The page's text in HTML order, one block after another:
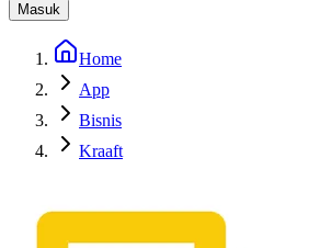
Masuk
Home
App
Bisnis
Kraaft